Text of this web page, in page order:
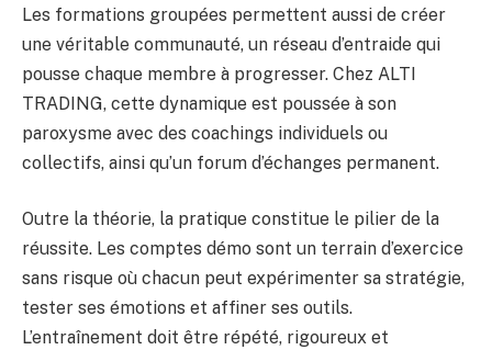
Les formations groupées permettent aussi de créer
une véritable communauté, un réseau d’entraide qui
pousse chaque membre à progresser. Chez ALTI
TRADING, cette dynamique est poussée à son
paroxysme avec des coachings individuels ou
collectifs, ainsi qu’un forum d’échanges permanent.
Outre la théorie, la pratique constitue le pilier de la
réussite. Les comptes démo sont un terrain d’exercice
sans risque où chacun peut expérimenter sa stratégie,
tester ses émotions et affiner ses outils.
L’entraînement doit être répété, rigoureux et